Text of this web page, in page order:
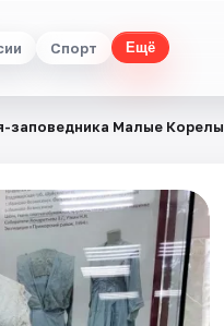
Спорт Ещё
заповедника Малые Корелы